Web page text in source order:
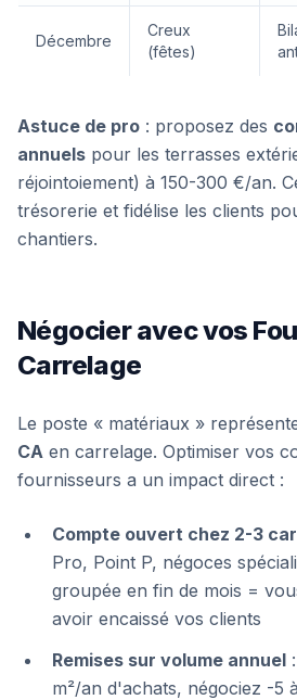
Décembre
Creux
(fêtes)
Astuce de pro : proposez des
annuels pour les terrasses
réjointoiement) à 150-300 €/an.
trésorerie et fidélise les clients
chantiers.
Négocier avec vos
Carrelage
Le poste « matériaux »
CA en carrelage. Optimiser vos
fournisseurs a un impact direct :
Compte ouvert chez 2-3
Pro, Point P, négoces
groupée en fin de mois =
avoir encaissé vos clients
Remises sur volume annuel
m²/an d'achats, négociez -5